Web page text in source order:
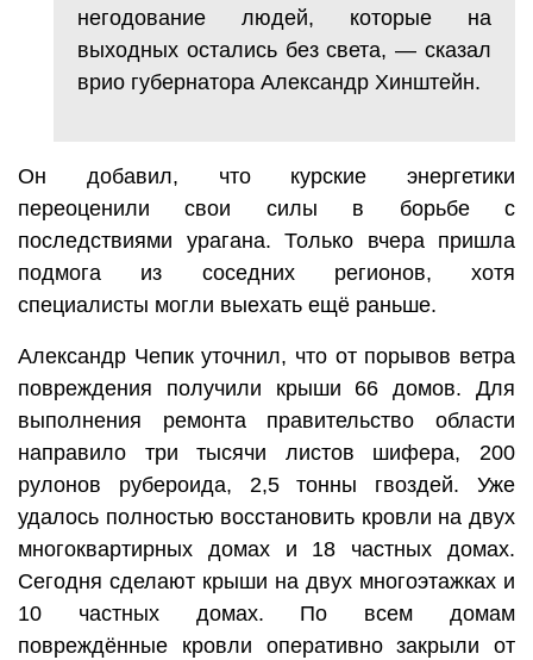
негодование людей, которые на
выходных остались без света, — сказал
врио губернатора Александр Хинштейн.
Он добавил, что курские энергетики
переоценили свои силы в борьбе с
последствиями урагана. Только вчера пришла
подмога из соседних регионов, хотя
специалисты могли выехать ещё раньше.
Александр Чепик уточнил, что от порывов ветра
повреждения получили крыши 66 домов. Для
выполнения ремонта правительство области
направило три тысячи листов шифера, 200
рулонов рубероида, 2,5 тонны гвоздей. Уже
удалось полностью восстановить кровли на двух
многоквартирных домах и 18 частных домах.
Сегодня сделают крыши на двух многоэтажках и
10 частных домах. По всем домам
повреждённые кровли оперативно закрыли от